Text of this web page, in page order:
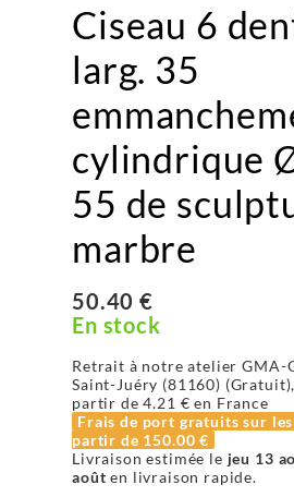
Ciseau 6
larg. 35
cylindrique
55 de
marbre
50.40 €
En stock
Retrait à notre atelier GMA-
Saint-Juéry (81160)
partir de4.21 € en France
Frais de port gratuits sur les
partir de 150.00 €
Livraison estimée le jeu 13
août en livraison rapide.